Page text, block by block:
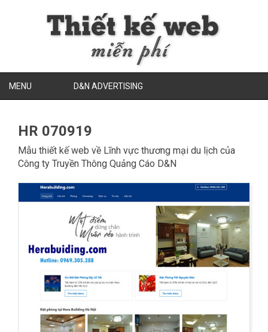
MENU D&N ADVERTISING
HR 070919
Mẫu thiết kế web về Lĩnh vực thương mại du lịch của
Công ty Truyền Thông Quảng Cáo D&N